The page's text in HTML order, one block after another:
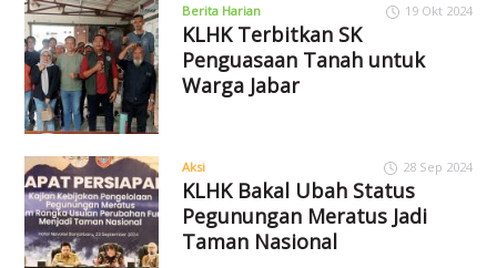
Berita Harian 19 Okt 2024
KLHK Terbitkan SK
Penguasaan Tanah untuk
Warga Jabar
Aksi 28 Sep 2024
KLHK Bakal Ubah Status
Pegunungan Meratus Jadi
Taman Nasional